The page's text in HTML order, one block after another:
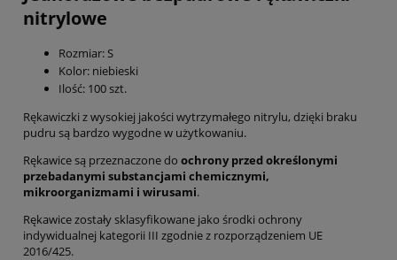
nitrylowe
Rozmiar: S
Kolor: niebieski
Ilość: 100 szt.
Rękawiczki z wysokiej jakości wytrzymałego nitrylu, dzięki braku
pudru są bardzo wygodne w użytkowaniu.
Rękawice są przeznaczone do ochrony przed określonymi
przebadanymi substancjami chemicznymi,
mikroorganizmami i wirusami.
Rękawice zostały sklasyfikowane jako środki ochrony
indywidualnej kategorii III zgodnie z rozporządzeniem UE
2016/425.